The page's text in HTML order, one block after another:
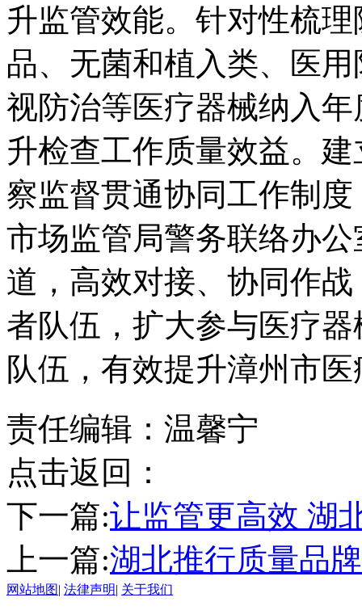
升监管效能。针对性梳
品、无菌和植入类、医
视防治等医疗器械纳入
升检查工作质量效益。
察监督贯通协同工作制
市场监管局警务联络办
道，高效对接、协同作
者队伍，扩大参与医疗
队伍，有效提升漳州市
责任编辑：温馨宁
点击返回：
下一篇:让监管更高效 湖
上一篇:湖北推行质量品
网站地图| 法律声明| 关于我们